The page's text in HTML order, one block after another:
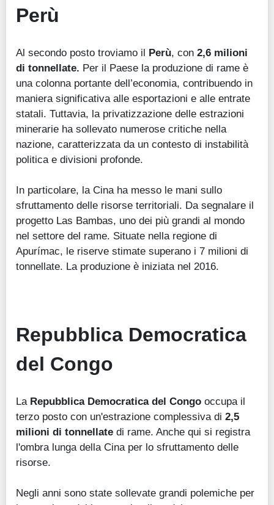
Perù
Al secondo posto troviamo il Perù, con 2,6 milioni
di tonnellate. Per il Paese la produzione di rame è
una colonna portante dell’economia, contribuendo in
maniera significativa alle esportazioni e alle entrate
statali. Tuttavia, la privatizzazione delle estrazioni
minerarie ha sollevato numerose critiche nella
nazione, caratterizzata da un contesto di instabilità
politica e divisioni profonde.
In particolare, la Cina ha messo le mani sullo
sfruttamento delle risorse territoriali. Da segnalare il
progetto Las Bambas, uno dei più grandi al mondo
nel settore del rame. Situate nella regione di
Apurímac, le riserve stimate superano i 7 milioni di
tonnellate. La produzione è iniziata nel 2016.
Repubblica Democratica
del Congo
La Repubblica Democratica del Congo occupa il
terzo posto con un'estrazione complessiva di 2,5
milioni di tonnellate di rame. Anche qui si registra
l'ombra lunga della Cina per lo sfruttamento delle
risorse.
Negli anni sono state sollevate grandi polemiche per